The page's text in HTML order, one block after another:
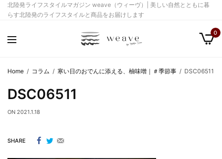
北陸発ライフスタイルマガジン weave（ウィーヴ）| 美しい自然とともに暮
らす北陸発のライフスタイルと商品をお届けします
0
Home コラム 寒い日のおでんに添える、柚味噌｜＃季節事 DSC06511
DSC06511
ON 2021.1.18
SHARE